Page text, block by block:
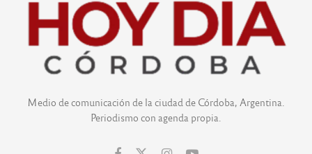
Medio de comunicación de la ciudad de Córdoba, Argentina.
Periodismo con agenda propia.